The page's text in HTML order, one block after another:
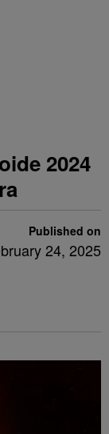
2024
Published on
24, 2025